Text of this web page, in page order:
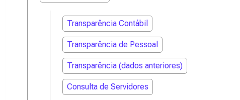
Transparência Contábil
Transparência de Pessoal
Transparência (dados anteriores)
Consulta de Servidores